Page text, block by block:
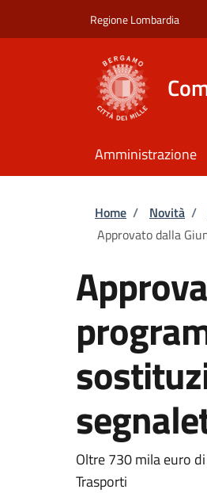
Regione Lombardia
Amministrazione
Briciole
Home / Novità /
Approvato dalla
Oltre 730 mila euro
Trasporti